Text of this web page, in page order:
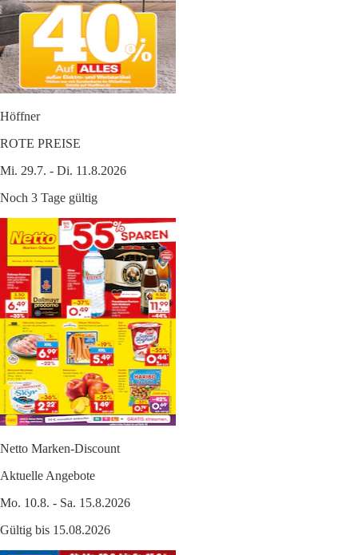
Höffner
ROTE PREISE
Mi. 29.7. - Di. 11.8.2026
Noch 3 Tage gültig
Netto Marken-Discount
Aktuelle Angebote
Mo. 10.8. - Sa. 15.8.2026
Gültig bis 15.08.2026